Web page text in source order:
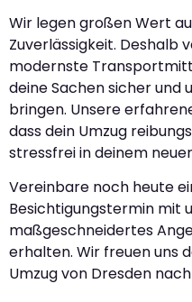
Wir legen großen Wert
Zuverlässigkeit. Deshalb
modernste
deine Sachen sicher und
bringen. Unsere
dass dein Umzug
stressfrei in deinem
Vereinbare noch heute
Besichtigungstermin mit
maßgeschneidertes
erhalten. Wir freuen uns
Umzug von Dresden